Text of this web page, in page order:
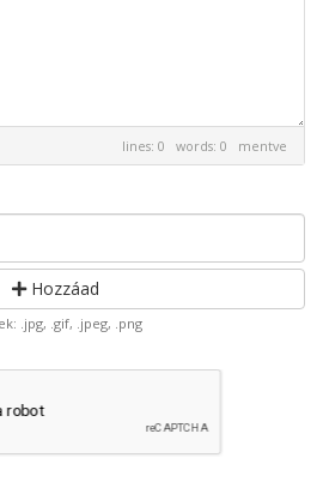
lines: 0 words: 0 mentve
Hozzáad
.jpg, .gif, .jpeg, .png